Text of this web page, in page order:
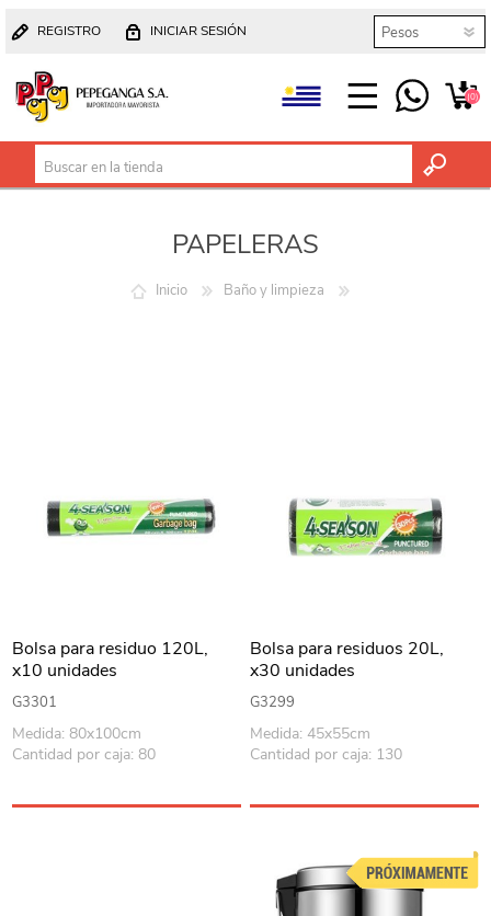
REGISTRO INICIAR SESIÓN
(0)
PAPELERAS
Inicio Baño y limpieza
Bolsa para residuo 120L,
x10 unidades
G3301
Medida: 80x100cm
Cantidad por caja: 80
Bolsa para residuos 20L,
x30 unidades
G3299
Medida: 45x55cm
Cantidad por caja: 130